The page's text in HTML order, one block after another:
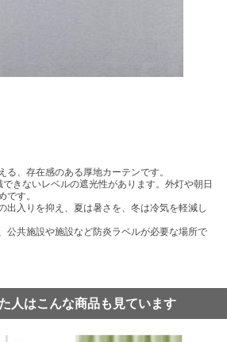
る、存在感のある厚地カーテンです。
きないレベルの遮光性があります。外灯や朝日
です。
出入りを抑え、夏は暑さを、冬は冷気を軽減し
公共施設や施設など防炎ラベルが必要な場所で
人はこんな商品も見ています